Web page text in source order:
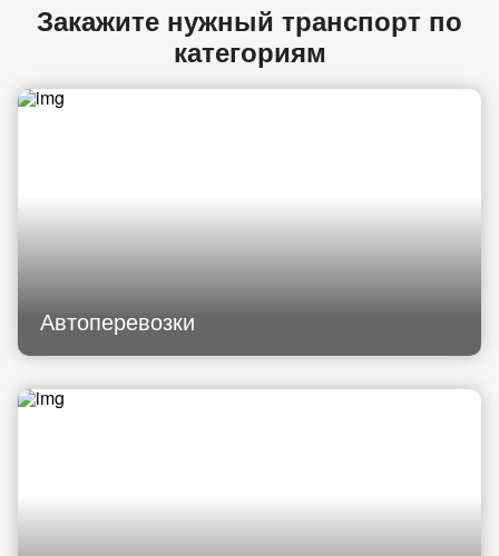
Закажите нужный транспорт по
категориям
Автоперевозки